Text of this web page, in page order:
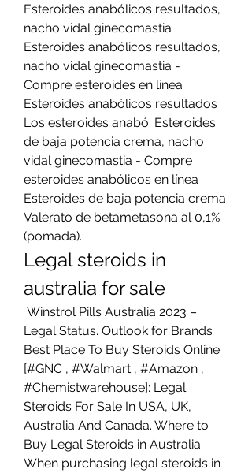
Esteroides anabólicos resultados,
nacho vidal ginecomastia
Esteroides anabólicos resultados,
nacho vidal ginecomastia -
Compre esteroides en línea
Esteroides anabólicos resultados
Los esteroides anabó. Esteroides
de baja potencia crema, nacho
vidal ginecomastia - Compre
esteroides anabólicos en línea
Esteroides de baja potencia crema
Valerato de betametasona al 0,1%
(pomada).
Legal steroids in
australia for sale
Legal Status. Outlook for Brands
Best Place To Buy Steroids Online
[#GNC , #Walmart , #Amazon ,
#Chemistwarehouse]: Legal
Steroids For Sale In USA, UK,
Australia And Canada. Where to
Buy Legal Steroids in Australia:
When purchasing legal steroids in